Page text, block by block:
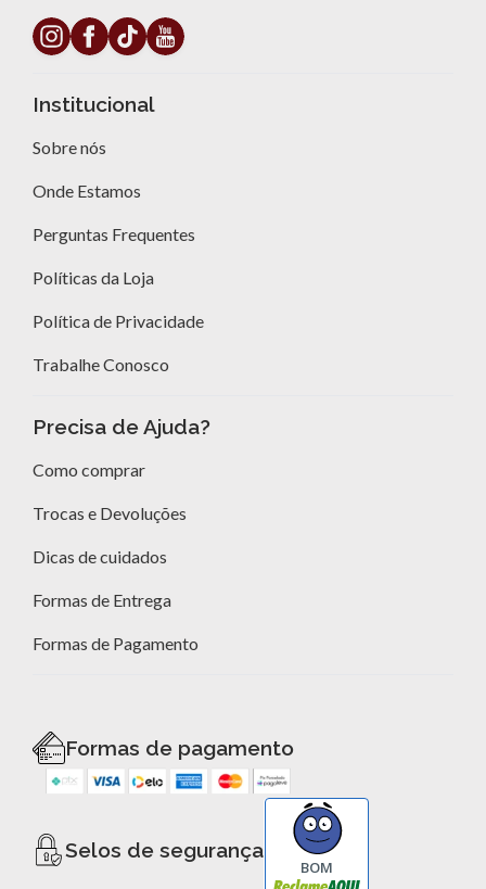
Institucional
Sobre nós
Onde Estamos
Perguntas Frequentes
Políticas da Loja
Política de Privacidade
Trabalhe Conosco
Precisa de Ajuda?
Como comprar
Trocas e Devoluções
Dicas de cuidados
Formas de Entrega
Formas de Pagamento
Formas de pagamento
Selos de segurança
BOM